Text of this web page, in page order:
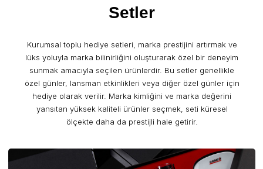
Setler
Kurumsal toplu hediye setleri, marka prestijini artırmak ve
lüks yoluyla marka bilinirliğini oluşturarak özel bir deneyim
sunmak amacıyla seçilen ürünlerdir. Bu setler genellikle
özel günler, lansman etkinlikleri veya diğer özel günler için
hediye olarak verilir. Marka kimliğini ve marka değerini
yansıtan yüksek kaliteli ürünler seçmek, seti küresel
ölçekte daha da prestijli hale getirir.